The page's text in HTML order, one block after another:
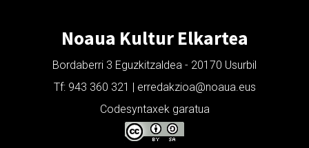
Noaua Kultur Elkartea
Bordaberri 3 Eguzkitzaldea - 20170 Usurbil
Tf: 943 360 321 | erredakzioa@noaua.eus
Codesyntaxek garatua